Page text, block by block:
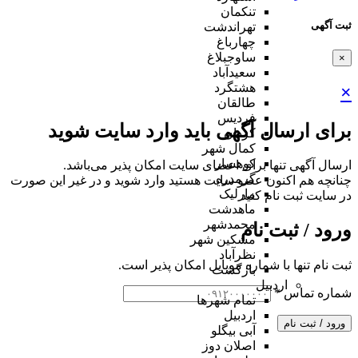
ثبت آگهی
×
×
برای ارسال آگهی باید وارد سایت شوید
ارسال آگهی تنها برای اعضای سایت امکان پذیر می‌باشد.
چنانچه هم‌ اکنون عضو سایت هستید وارد شوید و در غیر این صورت
در سایت ثبت نام کنید
ورود / ثبت نام
ثبت نام تنها با شماره موبایل امکان پذیر است.
شماره تماس*
ورود / ثبت نام
تنکمان
تهراندشت
چهارباغ
ساوجبلاغ
سعیدآباد
هشتگرد
طالقان
فردیس
کردان
کمال شهر
کوهسار
گرمدره
مارلیک
ماهدشت
محمدشهر
مشکین شهر
نظرآباد
بازگشت
اردبیل
تمام شهر‌ها
اردبیل
آبی بیگلو
اصلان دوز